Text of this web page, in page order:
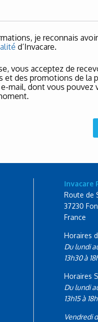
je reconnais
d’Invacare.
vous acceptez de
et des promotions de la
mail, dont vous pouvez
Invacare
Route de
37230
France
Horaires
Du lundi
13h30 à
Horaires
Du lundi
13h15 à
Vendredi